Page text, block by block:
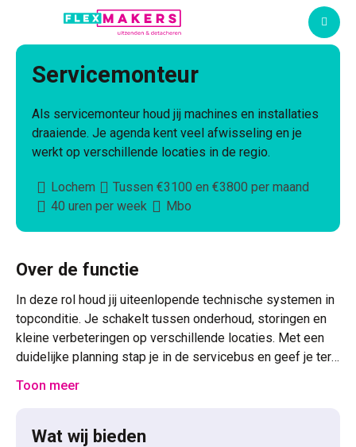
Servicemonteur
Als servicemonteur houd jij machines en installaties
draaiende. Je agenda kent veel afwisseling en je
werkt op verschillende locaties in de regio.
Lochem
Tussen €3100 en €3800 per maand
40 uren per week
Mbo
Over de functie
In deze rol houd jij uiteenlopende technische systemen in
topconditie. Je schakelt tussen onderhoud, storingen en
kleine verbeteringen op verschillende locaties. Met een
duidelijke planning stap je in de servicebus en geef je ter
Toon meer
Wat wij bieden